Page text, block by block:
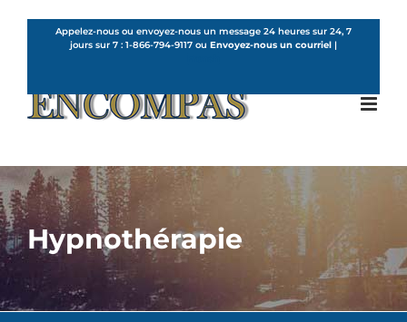
Appelez-nous ou envoyez-nous un message 24 heures sur 24, 7
jours sur 7 : 1-866-794-9117 ou Envoyez-nous un courriel |
Hypnothérapie